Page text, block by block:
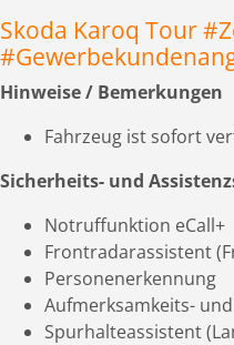
Skoda Karoq Tour
Hinweise / Bemerkungen
Fahrzeug ist sofort
Sicherheits- und
Notruffunktion eCall+
Frontradarassistent
Personenerkennung
Aufmerksamkeits-
Spurhalteassistent